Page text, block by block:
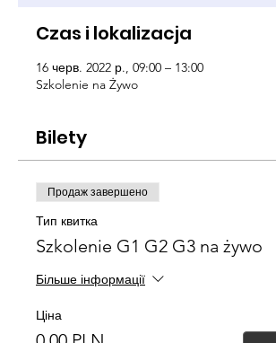
Czas i lokalizacja
16 черв. 2022 р., 09:00 – 13:00
Szkolenie na Żywo
Bilety
Продаж завершено
Тип квитка
Szkolenie G1 G2 G3 na żywo
Більше інформації
Ціна